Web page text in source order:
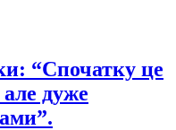
“Спочатку це
дуже